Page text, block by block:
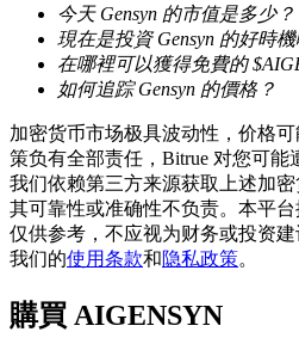
輕鬆獲得多重福利
借貸寶
借貸數字貨幣，及時且安全
今天 Gensyn 的市值是多少？
現在是投資 Gensyn 的好時機
在哪裡可以獲得免費的
如何追踪 Gensyn 的價格？
加密货币市场极具波动性，价格
策负有全部责任，Bitrue 对您可能
我们依赖第三方来源获取上述加
其可靠性或准确性不负责。本平
仅供参考，不应视为财务或投资
我们的使用条款和隐私政策。
購買 AIGENSYN